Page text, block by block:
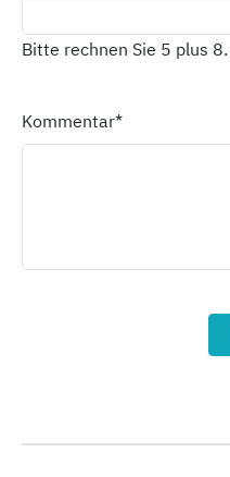
Bitte rechnen Sie 5 plus 8.
Kommentar*